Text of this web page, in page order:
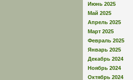
Июнь 2025
Май 2025
Апрель 2025
Март 2025
Февраль 2025
Январь 2025
Декабрь 2024
Ноябрь 2024
Октябрь 2024